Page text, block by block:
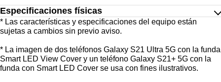
Especificaciones físicas
* Las características y especificaciones del equipo están
sujetas a cambios sin previo aviso.
* La imagen de dos teléfonos Galaxy S21 Ultra 5G con la funda
Smart LED View Cover y un teléfono Galaxy S21+ 5G con la
funda con Smart LED Cover se usa con fines ilustrativos.